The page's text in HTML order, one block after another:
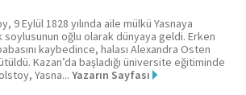
9 Eylül 1828 yılında aile mülkü Yasnaya
soylusunun oğlu olarak dünyaya geldi. Erken
kaybedince, halası Alexandra Osten
Kazan’da başladığı üniversite eğitiminde
Yasna... Yazarın Sayfası